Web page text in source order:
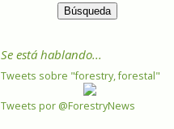
Se está hablando...
Tweets sobre "forestry, forestal"
Tweets por @ForestryNews